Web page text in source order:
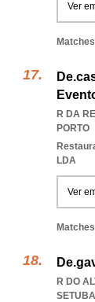
Ver
R DA
PORTO
LDA
Ver
R DO